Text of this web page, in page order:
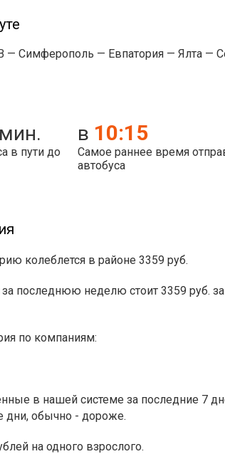
— Симферополь — Евпатория — Ялта —
мин.
в пути до
в 10:15
Самое раннее время
автобуса
колеблется в районе 3359 руб.
неделю стоит 3359 руб.
по компаниям:
в нашей системе за последние 7
дни, обычно - дороже.
на одного взрослого.